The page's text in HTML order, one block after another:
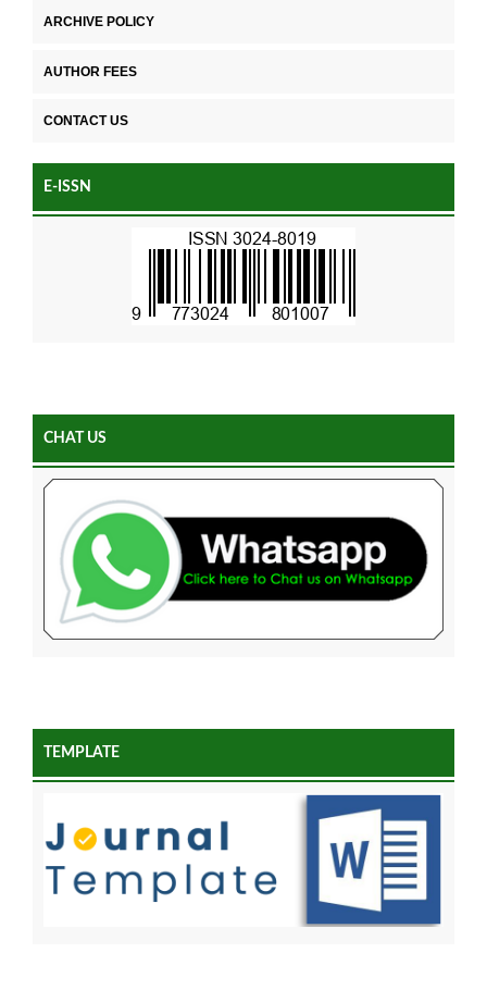
ARCHIVE POLICY
AUTHOR FEES
CONTACT US
E-ISSN
CHAT US
TEMPLATE